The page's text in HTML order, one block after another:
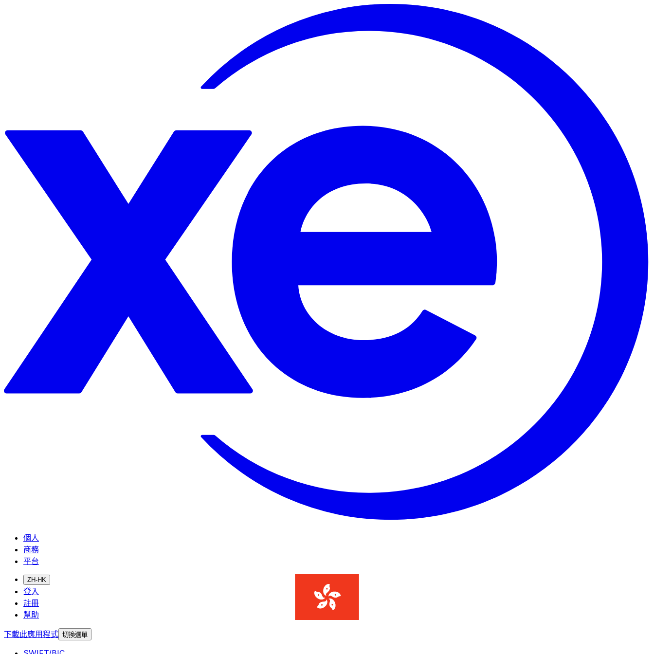
個人
商務
平台
ZH-HK
登入
註冊
幫助
下載此應用程式 切換選單